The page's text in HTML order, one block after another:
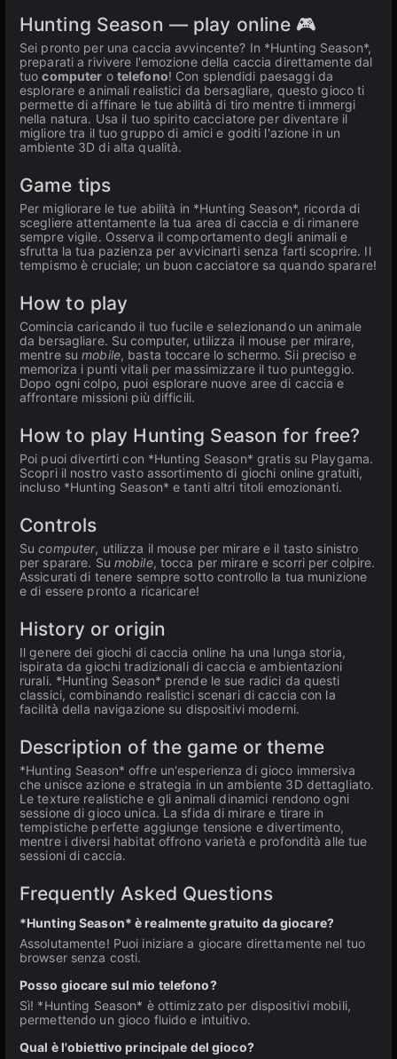
Hunting Season — play online 🎮
Sei pronto per una caccia avvincente? In *Hunting Season*,
preparati a rivivere l'emozione della caccia direttamente dal
tuocomputer o telefono! Con splendidi paesaggi da
esplorare e animali realistici da bersagliare, questo gioco ti
permette di affinare le tue abilità di tiro mentre ti immergi
nella natura. Usa il tuo spirito cacciatore per diventare il
migliore tra il tuo gruppo di amici e goditi l'azione in un
ambiente 3D di alta qualità.
Game tips
Per migliorare le tue abilità in *Hunting Season*, ricorda di
scegliere attentamente la tua area di caccia e di rimanere
sempre vigile. Osserva il comportamento degli animali e
sfrutta la tua pazienza per avvicinarti senza farti scoprire. Il
tempismo è cruciale; un buon cacciatore sa quando sparare!
How to play
Comincia caricando il tuo fucile e selezionando un animale
da bersagliare. Su computer, utilizza il mouse per mirare,
mentre sumobile, basta toccare lo schermo. Sii preciso e
memoriza i punti vitali per massimizzare il tuo punteggio.
Dopo ogni colpo, puoi esplorare nuove aree di caccia e
affrontare missioni più difficili.
How to play Hunting Season for free?
Poi puoi divertirti con *Hunting Season* gratis su Playgama.
Scopri il nostro vasto assortimento di giochi online gratuiti,
incluso *Hunting Season* e tanti altri titoli emozionanti.
Controls
Sucomputer, utilizza il mouse per mirare e il tasto sinistro
per sparare. Su mobile, tocca per mirare e scorri per colpire.
Assicurati di tenere sempre sotto controllo la tua munizione
e di essere pronto a ricaricare!
History or origin
Il genere dei giochi di caccia online ha una lunga storia,
ispirata da giochi tradizionali di caccia e ambientazioni
rurali. *Hunting Season* prende le sue radici da questi
classici, combinando realistici scenari di caccia con la
facilità della navigazione su dispositivi moderni.
Description of the game or theme
*Hunting Season* offre un'esperienza di gioco immersiva
che unisce azione e strategia in un ambiente 3D dettagliato.
Le texture realistiche e gli animali dinamici rendono ogni
sessione di gioco unica. La sfida di mirare e tirare in
tempistiche perfette aggiunge tensione e divertimento,
mentre i diversi habitat offrono varietà e profondità alle tue
sessioni di caccia.
Frequently Asked Questions
*Hunting Season* è realmente gratuito da giocare?
Assolutamente! Puoi iniziare a giocare direttamente nel tuo
browser senza costi.
Posso giocare sul mio telefono?
Sì! *Hunting Season* è ottimizzato per dispositivi mobili,
permettendo un gioco fluido e intuitivo.
Qual è l'obiettivo principale del gioco?